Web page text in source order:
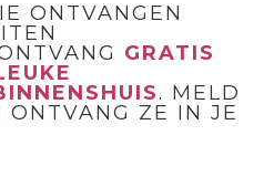
ONTVANGEN
GRATIS
. MELD
ONTVANG ZE IN JE